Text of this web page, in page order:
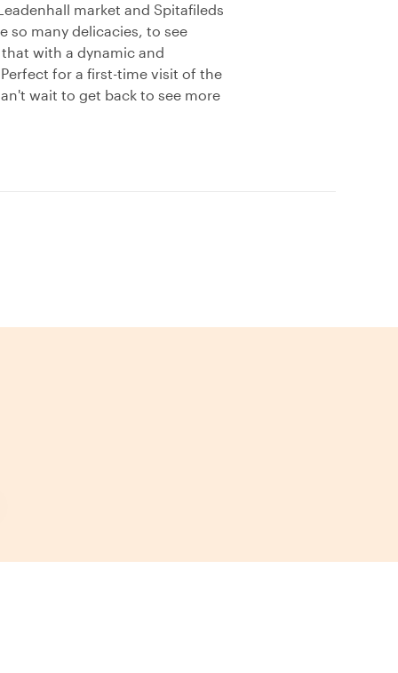
market and Spitafileds
so many delicacies, to see
with a dynamic and
for a first-time visit of the
wait to get back to see more